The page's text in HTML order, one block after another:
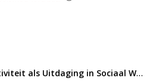
en competenties en trends die de
Creativiteit als Uitdaging in Sociaal Werk